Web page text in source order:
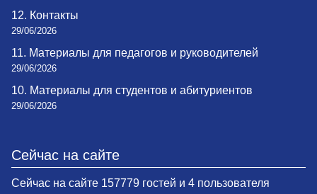
12. Контакты
29/06/2026
11. Материалы для педагогов и руководителей
29/06/2026
10. Материалы для студентов и абитуриентов
29/06/2026
Сейчас на сайте
Сейчас на сайте 157779 гостей и 4 пользователя